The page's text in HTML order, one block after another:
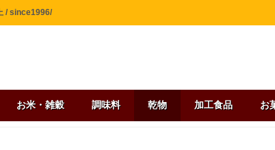
/ since1996/
お米・雑穀 調味料 乾物 加工食品 お